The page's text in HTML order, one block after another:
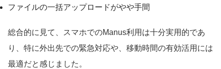
ファイルの一括アップロードがやや手間
総合的に見て、スマホでのManus利用は十分実用的であ
り、特に外出先での緊急対応や、移動時間の有効活用には
最適だと感じました。